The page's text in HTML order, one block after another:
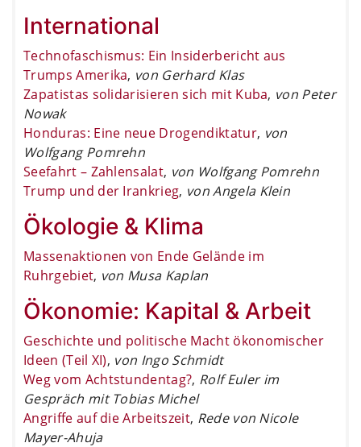
International
Technofaschismus: Ein Insiderbericht aus
Trumps Amerika, von Gerhard Klas
Zapatistas solidarisieren sich mit Kuba, von Peter
Nowak
Honduras: Eine neue Drogendiktatur, von
Wolfgang Pomrehn
Seefahrt – Zahlensalat, von Wolfgang Pomrehn
Trump und der Irankrieg, von Angela Klein
Ökologie & Klima
Massenaktionen von Ende Gelände im
Ruhrgebiet, von Musa Kaplan
Ökonomie: Kapital & Arbeit
Geschichte und politische Macht ökonomischer
Ideen (Teil XI), von Ingo Schmidt
Weg vom Achtstundentag?, Rolf Euler im
Gespräch mit Tobias Michel
Angriffe auf die Arbeitszeit, Rede von Nicole
Mayer-Ahuja